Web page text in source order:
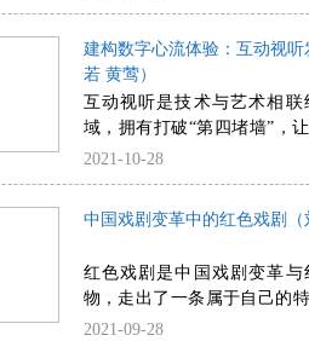
制，引入明星负面清单制度
体制，将网络综艺节目创作
展的路径。
操性，它奠定了一条“下学
路，继而通过这条进路完善
涵，将画家的人生境界纳入“
从而保证了心性与境界的统一
建构数字心流体验：互动视听
若 黄莺）
互动视听是技术与艺术相联
域，拥有打破“第四堵墙”，
者的作用和影响力。本文从
程中互动者从想象力参与故
以及对互动者体验的分析，
所拥有的全新发展机遇，并
结果指出互动视听目前发展
2021-10-28
中国戏剧变革中的红色戏剧（
红色戏剧是中国戏剧变革
物，走出了一条属于自己的
与全国的戏剧变革紧密相连
2021-09-28